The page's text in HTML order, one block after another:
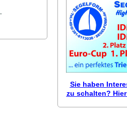
Sie haben
zu schalten?